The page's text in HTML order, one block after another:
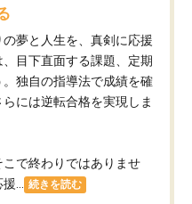
夢と人生を、真剣に応援
目下直面する課題、定期
独自の指導法で成績を確
には逆転合格を実現しま
で終わりではありませ
...
続きを読む